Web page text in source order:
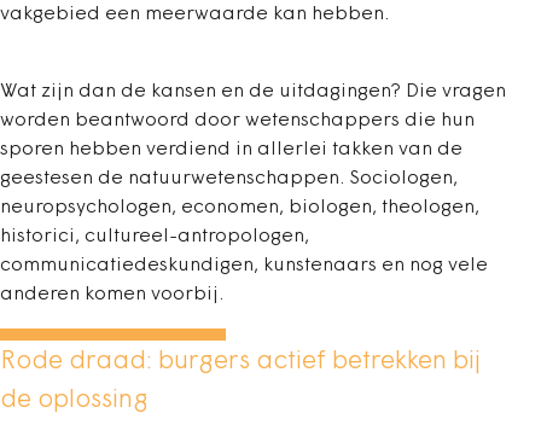
vakgebied een meerwaarde kan hebben.
Wat zijn dan de kansen en de uitdagingen? Die vragen
worden beantwoord door wetenschappers die hun
sporen hebben verdiend in allerlei takken van de
geestesen de natuurwetenschappen. Sociologen,
neuropsychologen, economen, biologen, theologen,
historici, cultureel-antropologen,
communicatiedeskundigen, kunstenaars en nog vele
anderen komen voorbij.
Rode draad: burgers actief betrekken bij
de oplossing